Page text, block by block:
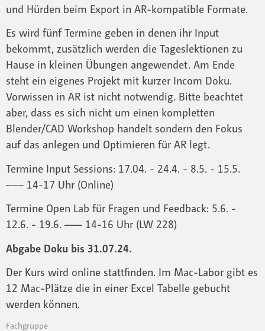
und Hürden beim Export in AR-kompatible Formate.
Es wird fünf Termine geben in denen ihr Input
bekommt, zusätzlich werden die Tageslektionen zu
Hause in kleinen Übungen angewendet. Am Ende
steht ein eigenes Projekt mit kurzer Incom Doku.
Vorwissen in AR ist nicht notwendig. Bitte beachtet
aber, dass es sich nicht um einen kompletten
Blender/CAD Workshop handelt sondern den Fokus
auf das anlegen und Optimieren für AR legt.
Termine Input Sessions: 17.04. - 24.4. - 8.5. - 15.5.
––– 14-17 Uhr (Online)
Termine Open Lab für Fragen und Feedback: 5.6. -
12.6. - 19.6. ––– 14-16 Uhr (LW 228)
Abgabe Doku bis 31.07.24.
Der Kurs wird online stattfinden. Im Mac-Labor gibt es
12 Mac-Plätze die in einer Excel Tabelle gebucht
werden können.
Fachgruppe